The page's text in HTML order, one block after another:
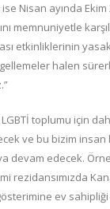
Nisan ayında Ekim
memnuniyetle
etkinliklerinin
halen
toplumu için
ve bu bizim insan
devam edecek.
rezidansımızda
ev sahipliği